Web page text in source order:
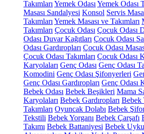
Takımları Yemek Odası Yemek Odası
Masası Sandalyesi Konsol Servis
Takımları Yemek Masası ve Takımları
Takımları Çocuk Odası Çocuk Odası
Odası Duvar Kağıtları Çocuk Odası
Odası Gardıropları Çocuk Odası
Çocuk Odası Takımları Çocuk Odası
Karyolaları Genç Odası Genç Odası
Komodini Genç Odası Şifonyerleri
Genç Odası Gardıropları Genç Odası
Bebek Odası Bebek Beşikleri Mama
Karyolaları Bebek Gardıropları Bebek
Takımları Oyuncak Dolabı Bebek
Tekstili Bebek Yorganı Bebek Çarşafı
Takımı Bebek Battaniyesi Bebek